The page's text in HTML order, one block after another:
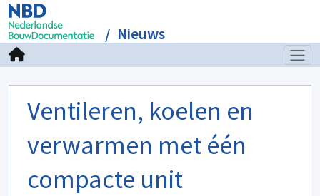
Nieuws
Ventileren, koelen en
verwarmen met één
compacte unit